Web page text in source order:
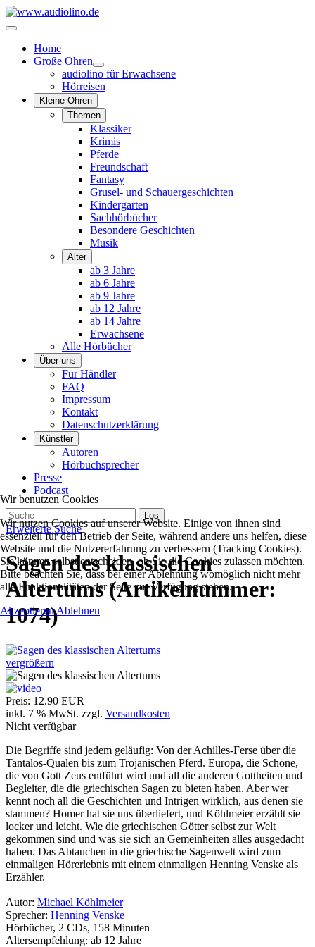
Home
Große Ohren
audiolino für Erwachsene
Hörreisen
Kleine Ohren
Themen
Klassiker
Krimis
Pferde
Freundschaft
Fantasy
Grusel- und Schauergeschichten
Kindergarten
Sachhörbücher
Besondere Geschichten
Musik
Alter
ab 3 Jahre
ab 6 Jahre
ab 9 Jahre
ab 12 Jahre
ab 14 Jahre
Erwachsene
Alle Hörbücher
Über uns
Für Händler
FAQ
Impressum
Kontakt
Datenschutzerklärung
Künstler
Autoren
Hörbuchsprecher
Presse
Podcast
Erweiterte Suche
Sagen des klassischen
Altertums(Artikelnummer:
1074)
vergrößern
Preis: 12.90 EUR
inkl. 7 % MwSt. zzgl. Versandkosten
Nicht verfügbar
Die Begriffe sind jedem geläufig: Von der Achilles-Ferse über die
Tantalos-Qualen bis zum Trojanischen Pferd. Europa, die Schöne,
die von Gott Zeus entführt wird und all die anderen Gottheiten und
Begleiter, die die griechischen Sagen zu bieten haben. Aber wer
kennt noch all die Geschichten und Intrigen wirklich, aus denen sie
stammen? Homer hat sie uns überliefert, und Köhlmeier erzählt sie
locker und leicht. Wie die griechischen Götter selbst zur Welt
gekommen sind und was sie sich an Gemeinheiten alles ausgedacht
haben. Das Abtauchen in die griechische Sagenwelt wird zum
einmaligen Hörerlebnis mit einem einmaligen Henning Venske als
Erzähler.
Autor: Michael Köhlmeier
Sprecher: Henning Venske
Hörbücher, 2 CDs, 158 Minuten
Altersempfehlung: ab 12 Jahre
Wir benutzen Cookies
Wir nutzen Cookies auf unserer Website. Einige von ihnen sind
essenziell für den Betrieb der Seite, während andere uns helfen, diese
Website und die Nutzererfahrung zu verbessern (Tracking Cookies).
Sie können selbst entscheiden, ob Sie die Cookies zulassen möchten.
Bitte beachten Sie, dass bei einer Ablehnung womöglich nicht mehr
alle Funktionalitäten der Seite zur Verfügung stehen.
AkzeptierenAblehnen